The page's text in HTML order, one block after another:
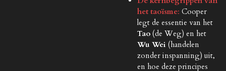
het taoïsme: Cooper
legt de essentie van het
Tao(de Weg) en het
Wu Wei (handelen
zonder inspanning) uit,
en hoe deze principes